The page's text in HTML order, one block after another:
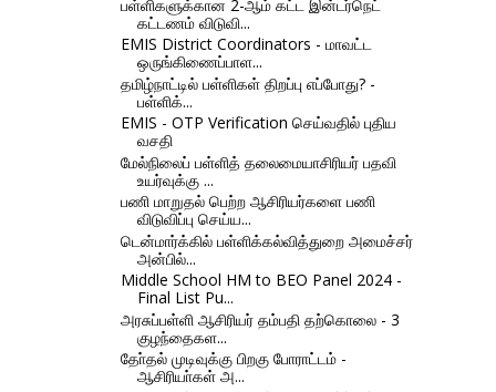
பள்ளிகளுக்கான 2-ஆம் கட்ட இன்டர்நெட்
கட்டணம் விடுவி...
EMIS District Coordinators - மாவட்ட
ஒருங்கிணைப்பாள...
தமிழ்நாட்டில் பள்ளிகள் திறப்பு எப்போது? -
பள்ளிக்...
EMIS - OTP Verification செய்வதில் புதிய
வசதி
மேல்நிலைப் பள்ளித் தலைமையாசிரியர் பதவி
உயர்வுக்கு ...
பணி மாறுதல் பெற்ற ஆசிரியர்களை பணி
விடுவிப்பு செய்ய...
டென்மார்க்கில் பள்ளிக்கல்வித்துறை அமைச்சர்
அன்பில்...
Middle School HM to BEO Panel 2024 -
Final List Pu...
அரசுப்பள்ளி ஆசிரியர் தம்பதி தற்கொலை - 3
குழந்தைகள...
தோ்தல் முடிவுக்கு பிறகு போராட்டம் -
ஆசிரியா்கள் அ...